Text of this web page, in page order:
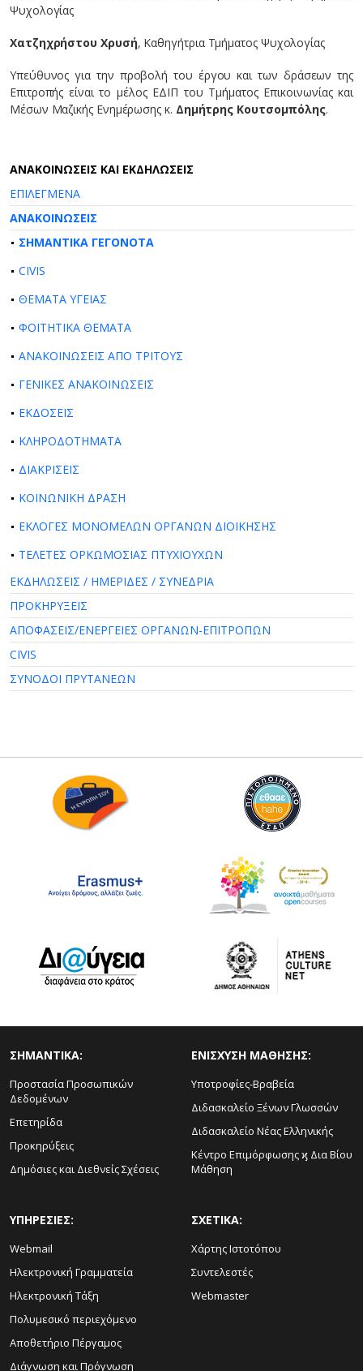
Ψυχολογίας
Χατζηχρήστου Χρυσή, Καθηγήτρια Τμήματος Ψυχολογίας
Υπεύθυνος για την προβολή του έργου και των δράσεων της
Επιτροπής είναι το μέλος ΕΔΙΠ του Τμήματος Επικοινωνίας και
Μέσων Μαζικής Ενημέρωσης κ. Δημήτρης Κουτσομπόλης.
AΝΑΚΟΙΝΩΣΕΙΣ ΚΑΙ ΕΚΔΗΛΩΣΕΙΣ
ΕΠΙΛΕΓΜΕΝΑ
ΑΝΑΚΟΙΝΩΣΕΙΣ
ΣΗΜΑΝΤΙΚΑ ΓΕΓΟΝΟΤΑ
CIVIS
ΘΕΜΑΤΑ ΥΓΕΙΑΣ
ΦΟΙΤΗΤΙΚΑ ΘΕΜΑΤΑ
ΑΝΑΚΟΙΝΩΣΕΙΣ ΑΠΟ ΤΡΙΤΟΥΣ
ΓΕΝΙΚΕΣ ΑΝΑΚΟΙΝΩΣΕΙΣ
ΕΚΔΟΣΕΙΣ
ΚΛΗΡΟΔΟΤΗΜΑΤΑ
ΔΙΑΚΡΙΣΕΙΣ
ΚΟΙΝΩΝΙΚΗ ΔΡΑΣΗ
ΕΚΛΟΓΕΣ ΜΟΝΟΜΕΛΩΝ ΟΡΓΑΝΩΝ ΔΙΟΙΚΗΣΗΣ
ΤΕΛΕΤΕΣ ΟΡΚΩΜΟΣΙΑΣ ΠΤΥΧΙΟΥΧΩΝ
ΕΚΔΗΛΩΣΕΙΣ / ΗΜΕΡΙΔΕΣ / ΣΥΝΕΔΡΙΑ
ΠΡΟΚΗΡΥΞΕΙΣ
ΑΠΟΦΑΣΕΙΣ/ΕΝΕΡΓΕΙΕΣ ΟΡΓΑΝΩΝ-ΕΠΙΤΡΟΠΩΝ
CIVIS
ΣΥΝΟΔΟΙ ΠΡΥΤΑΝΕΩΝ
ΣΗΜΑΝΤΙΚΑ:
Προστασία Προσωπικών
Δεδομένων
Επετηρίδα
Προκηρύξεις
Δημόσιες και Διεθνείς Σχέσεις
ΕΝΙΣΧΥΣΗ ΜΑΘΗΣΗΣ:
Υποτροφίες-Βραβεία
Διδασκαλείο Ξένων Γλωσσών
Διδασκαλείο Νέας Ελληνικής
Κέντρο Επιμόρφωσης ϗ Δια Βίου
Μάθηση
ΥΠΗΡΕΣΙΕΣ:
Webmail
Ηλεκτρονική Γραμματεία
Ηλεκτρονική Τάξη
Πολυμεσικό περιεχόμενο
Αποθετήριο Πέργαμος
Διάγνωση και Πρόγνωση
ΣΧΕΤΙΚΑ:
Χάρτης Ιστοτόπου
Συντελεστές
Webmaster